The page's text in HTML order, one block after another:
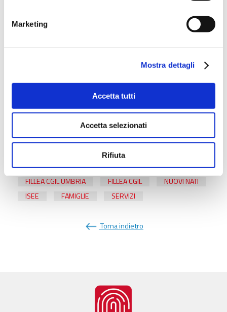
Marketing
Mostra dettagli
Accetta tutti
Accetta selezionati
Rifiuta
in possesso di un
ISEE per specifiche prestazioni
familiari e per l’inclusione
, applicabile al minore al quale
di riferisce l’evento,con un valore non superiore ai
Cgil di riferimento
e
SCARICA IL VOLANTINO
FILLEA CGIL UMBRIA FILLEA CGIL
NUOVI NATI
ISEE
FAMIGLIE SERVIZI
Torna indietro